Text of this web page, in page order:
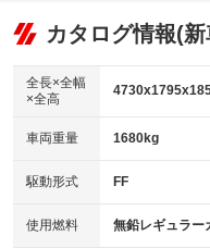
リフトアップ
：装備なし
：装備なし
パワーウィンドウ
アイドリングストップ
：装備あり
USB入力端子
：装備なし
100V電源
：装備なし
ビジュアル：-／DVD再生
：装備あり
：装備あり
革シート
キーレス
HID(キセノンライト)
：装備あり
バックカメラ
：装備あり
カタログ情報(
全長×全幅
×全高
車両重量 1680kg
駆動形式 FF
使用燃料 無鉛レギュラー